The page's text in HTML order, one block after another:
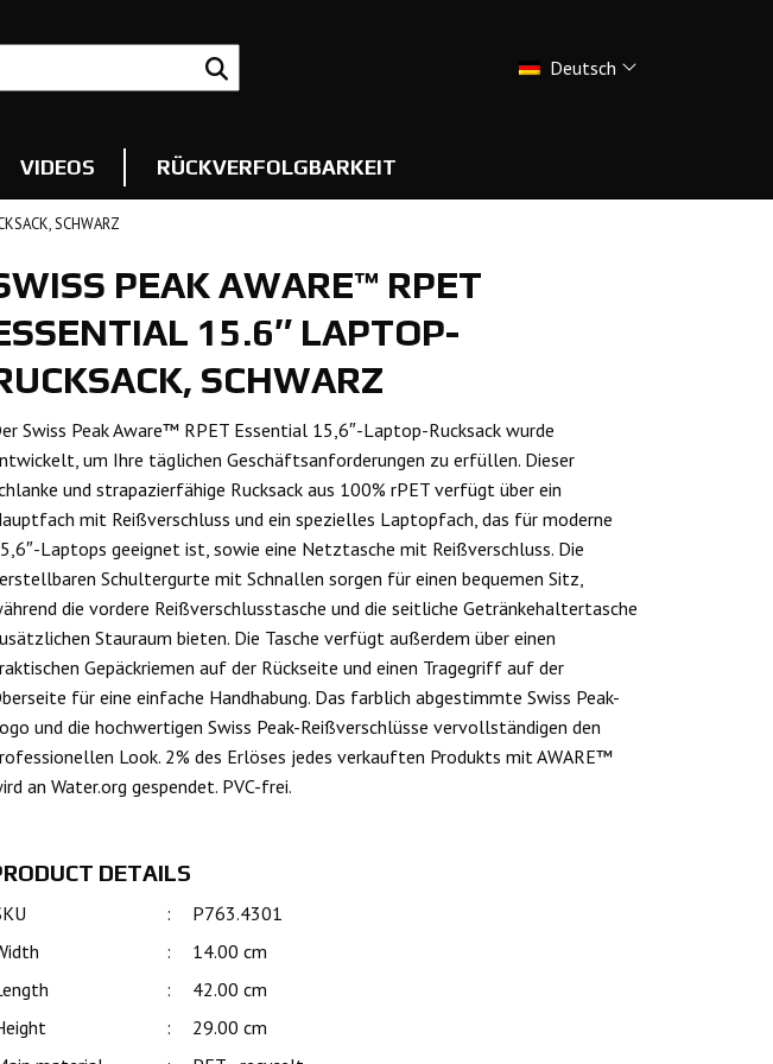
Deutsch
VIDEOS RÜCKVERFOLGBARKEIT
SCHWARZ
PEAK AWARE™ RPET
15.6″ LAPTOP-
SCHWARZ
Swiss Peak Aware™ RPET Essential 15,6″-Laptop-Rucksack wurde
um Ihre täglichen Geschäftsanforderungen zu erfüllen. Dieser
und strapazierfähige Rucksack aus 100% rPET verfügt über ein
mit Reißverschluss und ein spezielles Laptopfach, das für moderne
Laptops geeignet ist, sowie eine Netztasche mit Reißverschluss. Die
Schultergurte mit Schnallen sorgen für einen bequemen Sitz,
die vordere Reißverschlusstasche und die seitliche Getränkehaltertasche
Stauraum bieten. Die Tasche verfügt außerdem über einen
Gepäckriemen auf der Rückseite und einen Tragegriff auf der
für eine einfache Handhabung. Das farblich abgestimmte Swiss Peak-
und die hochwertigen Swiss Peak-Reißverschlüsse vervollständigen den
Look. 2% des Erlöses jedes verkauften Produkts mit AWARE™
an Water.org gespendet. PVC-frei.
DETAILS
:
P763.4301
:
14.00 cm
:
42.00 cm
:
29.00 cm